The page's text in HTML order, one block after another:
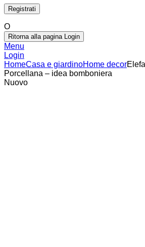
O
Ritorna alla pagina Login
Menu
Login
HomeCasa e giardinoHome decor
Porcellana – idea bomboniera
Nuovo